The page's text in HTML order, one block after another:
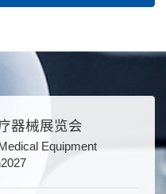
器械展览会
Equipment